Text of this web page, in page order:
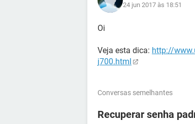
24 jun 2017 às 18:51
Oi
Veja esta dica: http://
j700.html
Conversas semelhantes
Recuperar senha